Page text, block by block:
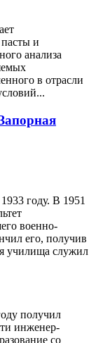
и
анализа
в отрасли
году. В 1951
военно-
его, получив
училища служил
получил
инженер-
со